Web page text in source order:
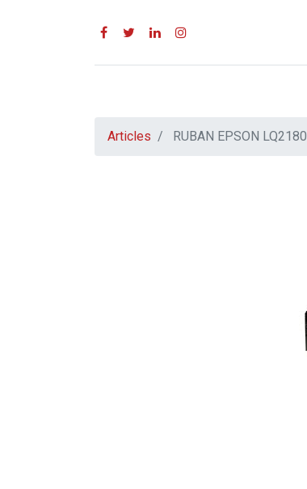
Articles RUBAN EPSON LQ2180